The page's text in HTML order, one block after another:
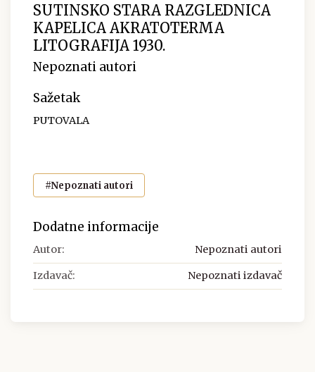
SUTINSKO STARA RAZGLEDNICA
KAPELICA AKRATOTERMA
LITOGRAFIJA 1930.
Nepoznati autori
Sažetak
PUTOVALA
#Nepoznati autori
Dodatne informacije
Autor: Nepoznati autori
Izdavač: Nepoznati izdavač